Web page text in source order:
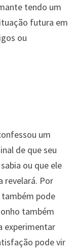
tendo um
futura em
ou
um
de que seu
ou que ele
revelará. Por
pode
também
experimentar
pode vir